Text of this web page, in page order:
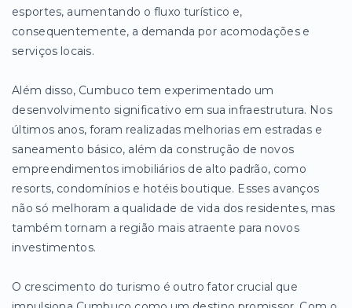
esportes, aumentando o fluxo turístico e,
consequentemente, a demanda por acomodações e
serviços locais.
Além disso, Cumbuco tem experimentado um
desenvolvimento significativo em sua infraestrutura. Nos
últimos anos, foram realizadas melhorias em estradas e
saneamento básico, além da construção de novos
empreendimentos imobiliários de alto padrão, como
resorts, condomínios e hotéis boutique. Esses avanços
não só melhoram a qualidade de vida dos residentes, mas
também tornam a região mais atraente para novos
investimentos.
O crescimento do turismo é outro fator crucial que